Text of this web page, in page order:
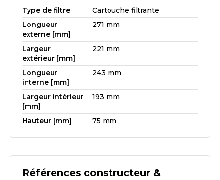
Type de filtre
Cartouche filtrante
Longueur
externe [mm]
271 mm
Largeur
extérieur [mm]
221 mm
Longueur
interne [mm]
243 mm
Largeur intérieur
[mm]
193 mm
Hauteur [mm] 75 mm
Références constructeur &